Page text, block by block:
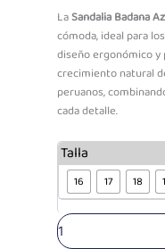
LaSandalia Badana
cómoda, ideal para
diseño ergonómico
crecimiento natural
peruanos,
cada detalle.
Talla
16 17 18
Sandalia
Badana
Azul
S-
428
cantidad